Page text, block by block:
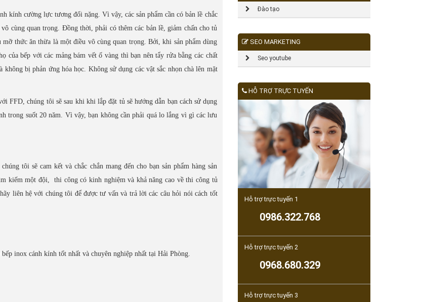
kính cường lực tương đối nặng. Vì vậy, các sản phẩm cần có bản lề chắc
cùng quan trọng. Đồng thời, phải có thêm các bản lề, giảm chấn cho tủ
thức ăn thừa là một điều vô cùng quan trọng. Bởi, khi sản phẩm dùng
bếp với các mảng bám vết ố vàng thì bạn nên tẩy rửa bằng các chất
bị phản ứng hóa học. Không sử dụng các vật sắc nhọn chà lên mặt
chúng tôi sẽ sau khi khi lắp đặt tủ sẽ hướng dẫn bạn cách sử dụng
trong suốt 20 năm. Vì vậy, bạn không cần phải quá lo lắng vì gì các lưu
tôi sẽ cam kết và chắc chắn mang đến cho bạn sản phẩm hàng sản
kiếm một đội, thi công có kinh nghiệm và khả năng cao về thi công tủ
liên hệ với chúng tôi để được tư vấn và trả lời các câu hỏi nói cách tốt
inox cánh kính tốt nhất và chuyên nghiệp nhất tại Hải Phòng.
Đào tạo
SEO MARKETING
Seo youtube
HỖ TRỢ TRỰC TUYẾN
Hỗ trợ trực tuyến 1
0986.322.768
Hỗ trợ trực tuyến 2
0968.680.329
Hỗ trợ trực tuyến 3